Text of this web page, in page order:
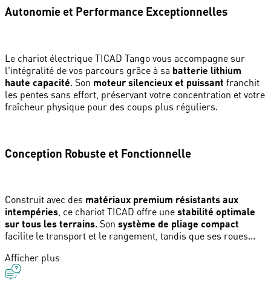
Autonomie et Performance Exceptionnelles
Le chariot électrique TICAD Tango vous accompagne sur
l'intégralité de vos parcours grâce à sa batterie lithium
haute capacité. Son moteur silencieux et puissant franchit
les pentes sans effort, préservant votre concentration et votre
fraîcheur physique pour des coups plus réguliers.
Conception Robuste et Fonctionnelle
Construit avec des matériaux premium résistants aux
intempéries, ce chariot TICAD offre une stabilité optimale
sur tous les terrains. Son système de pliage compact
facilite le transport et le rangement, tandis que ses roues...
Afficher plus